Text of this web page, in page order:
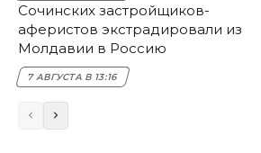
Сочинских застройщиков-
аферистов экстрадировали из
Молдавии в Россию
7 АВГУСТА В 13:16